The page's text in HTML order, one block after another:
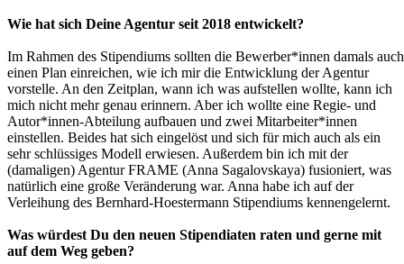
Wie hat sich Deine Agentur seit 2018 entwickelt?
Im Rahmen des Stipendiums sollten die Bewerber*innen damals auch
einen Plan einreichen, wie ich mir die Entwicklung der Agentur
vorstelle. An den Zeitplan, wann ich was aufstellen wollte, kann ich
mich nicht mehr genau erinnern. Aber ich wollte eine Regie- und
Autor*innen-Abteilung aufbauen und zwei Mitarbeiter*innen
einstellen. Beides hat sich eingelöst und sich für mich auch als ein
sehr schlüssiges Modell erwiesen. Außerdem bin ich mit der
(damaligen) Agentur FRAME (Anna Sagalovskaya) fusioniert, was
natürlich eine große Veränderung war. Anna habe ich auf der
Verleihung des Bernhard-Hoestermann Stipendiums kennengelernt.
Was würdest Du den neuen Stipendiaten raten und gerne mit
auf dem Weg geben?